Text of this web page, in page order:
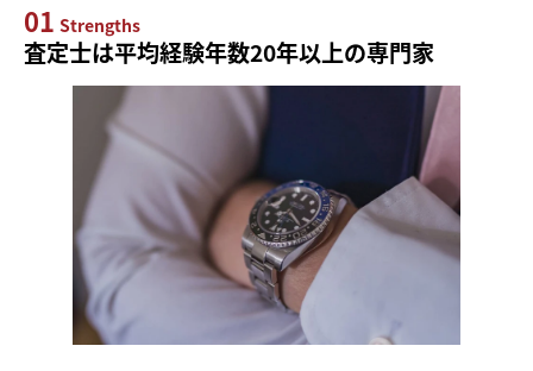
01 Strengths
査定士は平均経験年数20年以上の専門家